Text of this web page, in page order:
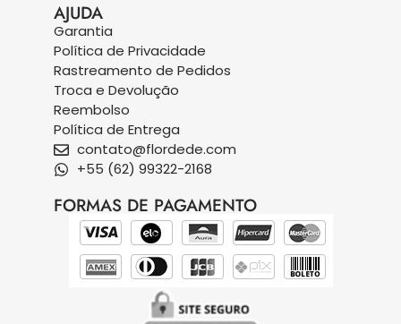
AJUDA
Garantia
Política de Privacidade
Rastreamento de Pedidos
Troca e Devolução
Reembolso
Política de Entrega
contato@flordede.com
+55 (62) 99322-2168
FORMAS DE PAGAMENTO